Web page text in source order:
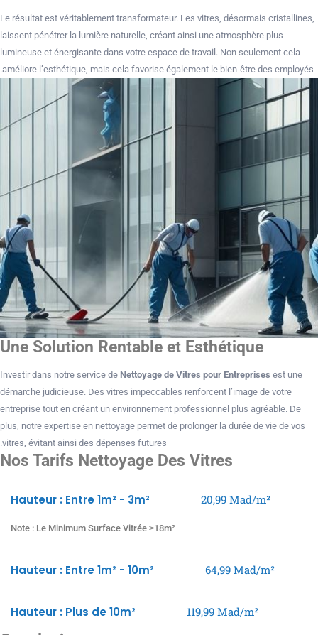
Le résultat est véritablement transformateur. Les vitres, désormais cristallines,
laissent pénétrer la lumière naturelle, créant ainsi une atmosphère plus
lumineuse et énergisante dans votre espace de travail. Non seulement cela
améliore l’esthétique, mais cela favorise également le bien-être des employés.
Une Solution Rentable et Esthétique
Investir dans notre service de Nettoyage de Vitres pour Entreprises est une
démarche judicieuse. Des vitres impeccables renforcent l’image de votre
entreprise tout en créant un environnement professionnel plus agréable. De
plus, notre expertise en nettoyage permet de prolonger la durée de vie de vos
vitres, évitant ainsi des dépenses futures.
Nos Tarifs Nettoyage Des Vitres
Hauteur : Entre 1m² - 3m² 20,99 Mad/m²
Note : Le Minimum Surface Vitrée ≥18m²
Hauteur : Entre 1m² - 10m² 64,99 Mad/m²
Hauteur : Plus de 10m² 119,99 Mad/m²